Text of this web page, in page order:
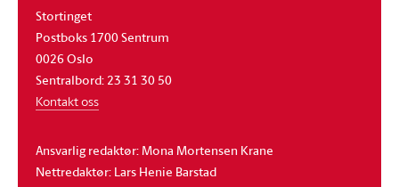
Stortinget
Postboks 1700 Sentrum
0026 Oslo
Sentralbord: 23 31 30 50
Kontakt oss
Ansvarlig redaktør: Mona Mortensen Krane
Nettredaktør: Lars Henie Barstad